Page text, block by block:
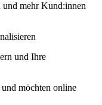
und mehr Kund:innen
und Ihre
möchten online